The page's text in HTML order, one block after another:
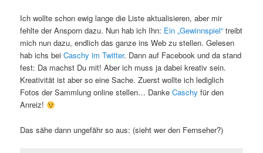
Ich wollte schon ewig lange die Liste aktualisieren, aber mir
fehlte der Ansporn dazu. Nun hab ich Ihn: Ein „Gewinnspiel“ treibt
mich nun dazu, endlich das ganze ins Web zu stellen. Gelesen
hab ichs beiCaschy im Twitter. Dann auf Facebook und da stand
fest: Da machst Du mit! Aber ich muss ja dabei kreativ sein.
Kreativität ist aber so eine Sache. Zuerst wollte ich lediglich
Fotos der Sammlung online stellen… DankeCaschy für den
Anreiz!
Das sähe dann ungefähr so aus: (sieht wer den Fernseher?)